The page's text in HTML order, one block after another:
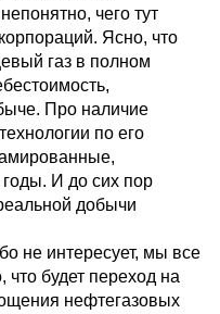
чего тут
Ясно, что
газ в полном
Про наличие
по его
годы. И до сих пор
добычи
не интересует, мы все
будет переход на
нефтегазовых